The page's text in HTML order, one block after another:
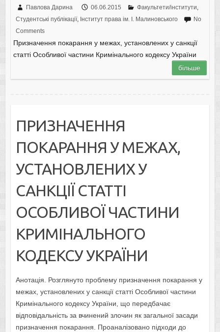
Павлова Дарина 06.06.2015 Факультети/інститути,
Студентські публікації, Інститут права ім. І. Малиновського
No
Comments
Призначення покарання у межах, установлених у санкції
статті Особливої частини Кримінального кодексу України
більше
ПРИЗНАЧЕННЯ
ПОКАРАННЯ У МЕЖАХ,
УСТАНОВЛЕНИХ У
САНКЦІЇ СТАТТІ
ОСОБЛИВОЇ ЧАСТИНИ
КРИМІНАЛЬНОГО
КОДЕКСУ УКРАЇНИ
Анотація. Розглянуто проблему призначення покарання у
межах, установлених у санкції статті Особливої частини
Кримінального кодексу України, що передбачає
відповідальність за вчинений злочин як загальної засади
призначення покарання. Проаналізовано підходи до